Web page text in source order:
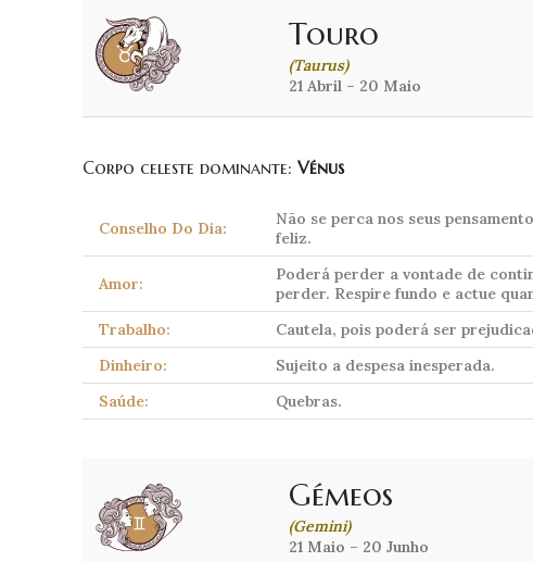
Touro
(Taurus)
21 Abril – 20 Maio
Corpo celeste dominante: Vénus
Conselho Do Dia:
Não se perca nos seus
feliz.
Amor:
Poderá perder a vontade de
perder. Respire fundo e actue
Trabalho:
Cautela, pois poderá ser
Dinheiro:
Sujeito a despesa inesperada.
Saúde:
Quebras.
Gémeos
(Gemini)
21 Maio – 20 Junho